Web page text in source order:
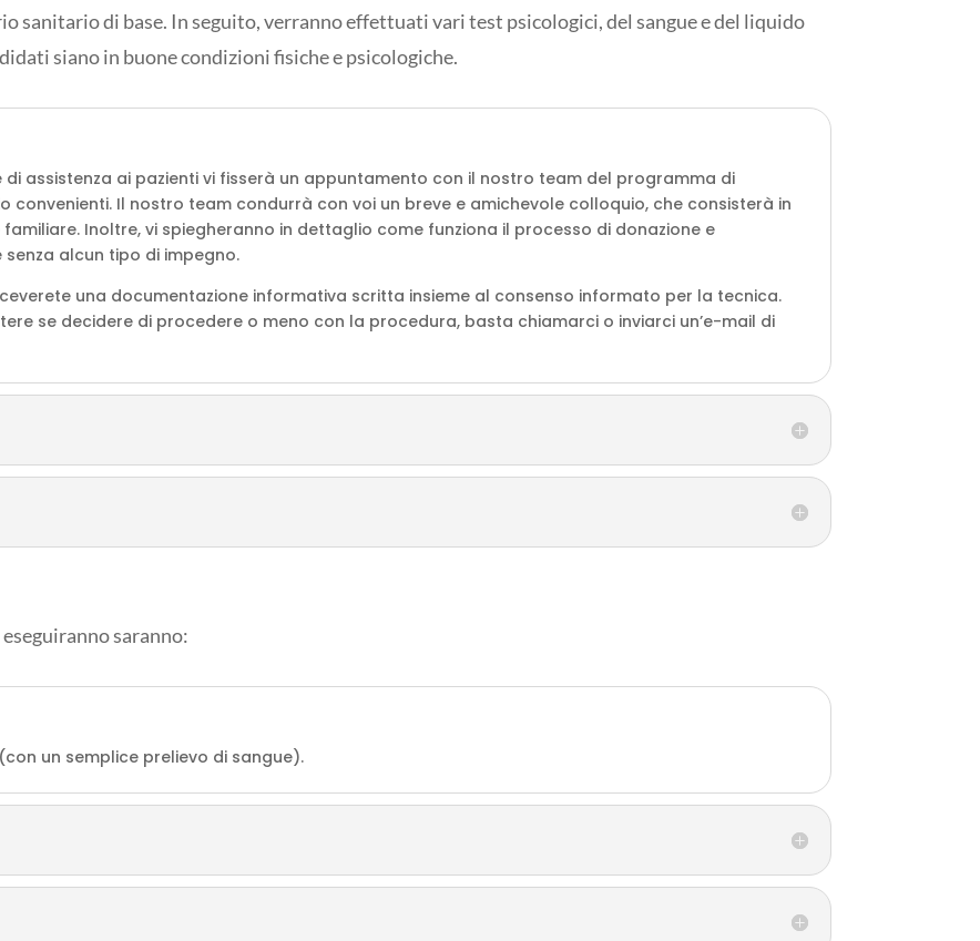
sanitario di base. In seguito, verranno effettuati vari test psicologici, del sangue e del liquido
siano in buone condizioni fisiche e psicologiche.
assistenza ai pazienti vi fisserà un appuntamento con il nostro team del programma di
convenienti. Il nostro team condurrà con voi un breve e amichevole colloquio, che consisterà in
Inoltre, vi spiegheranno in dettaglio come funziona il processo di donazione e
alcun tipo di impegno.
una documentazione informativa scritta insieme al consenso informato per la tecnica.
se decidere di procedere o meno con la procedura, basta chiamarci o inviarci un’e-mail di
saranno:
un semplice prelievo di sangue).